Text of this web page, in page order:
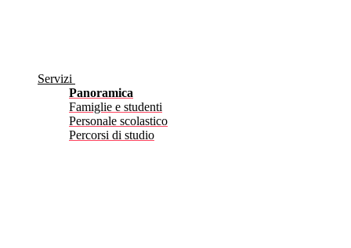
Servizi
Panoramica
Famiglie e studenti
Personale scolastico
Percorsi di studio